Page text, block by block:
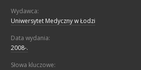
Wydawca:
Uniwersytet Medyczny w Łodzi
Data wydania:
2008-.
Słowa kluczowe: